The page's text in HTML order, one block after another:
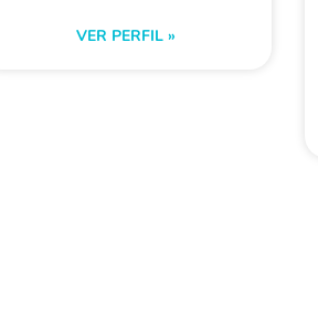
VER PERFIL »